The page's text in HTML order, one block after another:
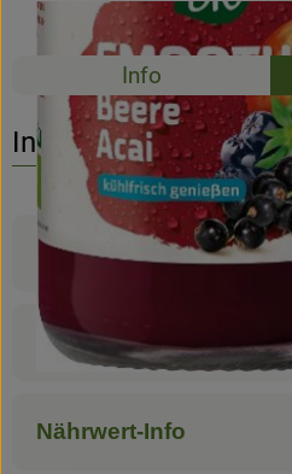
Newsletter#32093 3,19 €/ Stück
Info
Entdecke passende
Info
Produktinformationen
Zutaten
Nährwert-Info